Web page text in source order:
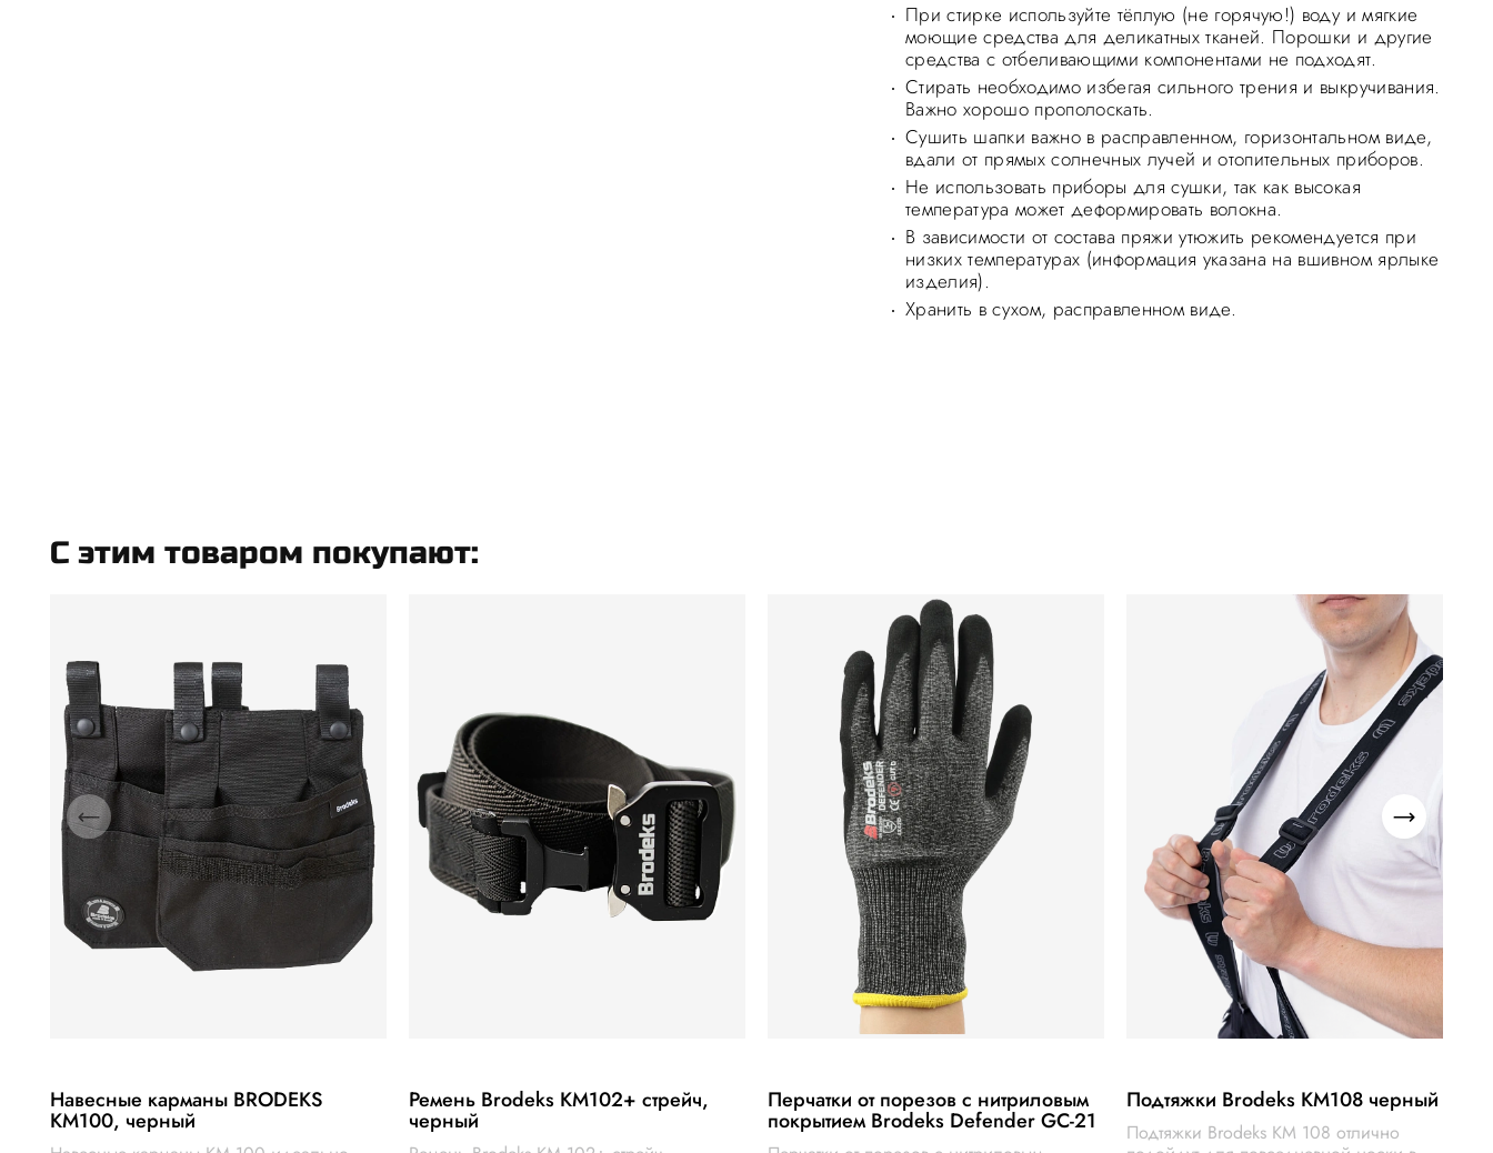
При стирке используйте тёплую (не горячую!) воду и мягкие
моющие средства для деликатных тканей. Порошки и другие
средства с отбеливающими компонентами не подходят.
Стирать необходимо избегая сильного трения и выкручивания.
Важно хорошо прополоскать.
Сушить шапки важно в расправленном, горизонтальном виде,
вдали от прямых солнечных лучей и отопительных приборов.
Не использовать приборы для сушки, так как высокая
температура может деформировать волокна.
В зависимости от состава пряжи утюжить рекомендуется при
низких температурах (информация указана на вшивном ярлыке
изделия).
Хранить в сухом, расправленном виде.
C этим товаром покупают:
Навесные карманы BRODEKS
KM100, черный
Ремень Brodeks KM102+ стрейч,
черный
Перчатки от порезов с нитриловым
покрытием Brodeks Defender GС-21
Подтяжки Brodeks КМ108 черный
Подтяжки Brodeks KM 108 отлично